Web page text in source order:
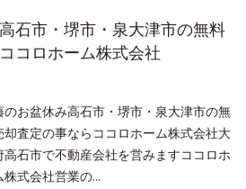
石市・堺市・泉大津市の無料
コロホーム株式会社
のお盆休み高石市・堺市・泉大津市の無
却査定の事ならココロホーム株式会社大
高石市で不動産会社を営みますココロホ
株式会社営業の…